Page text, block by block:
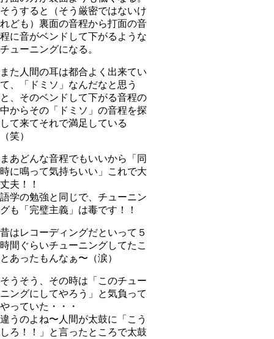
そうすると（そう厳密ではないけ
れども）裏面の音程から打面の音
程に音がベンドして下がるような
チューニングになる。
また人間の耳は都合よく出来てい
て、「ドミソ」なんだなと思う
と、そのベンドして下がる音程の
中からその「ドミソ」の音程を探
して来てそれで満足している
（笑）
まあどんな音程でもいいから「同
時に鳴って気持ちいい」これで大
丈夫！！
語学の勉強と同じで、チューニン
グも「完璧主義」は毒です！！
昔はレコーディングだといって５
時間ぐらいチューニングしてたこ
とあったもんなぁ〜（涙）
そうそう、その時は「このチュー
ニングにしてやろう」と気負って
やっていた・・・
違うのよね〜人間が太鼓に「こう
しろ！！」と言ったところで太鼓